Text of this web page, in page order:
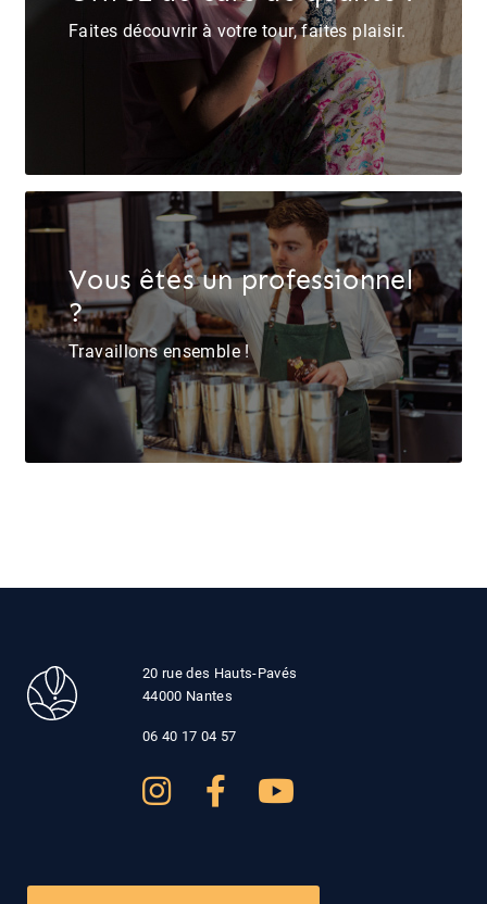
Faites découvrir à votre tour, faites plaisir.
Vous êtes un professionnel
?
Travaillons ensemble !
20 rue des Hauts-Pavés
44000 Nantes
06 40 17 04 57